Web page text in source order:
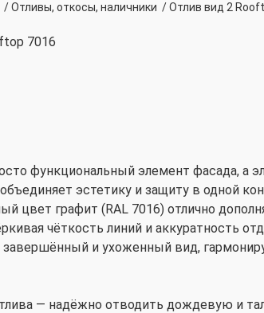
/Отливы, откосы, наличники /Отлив вид 2
функциональный элемент фасада, а
эстетику и защиту в одной
цвет графит (RAL 7016) отлично
чёткость линий и аккуратность
и ухоженный вид,
— надёжно отводить дождевую и